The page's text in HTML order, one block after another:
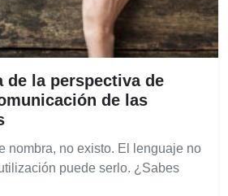
de la perspectiva de
de las
nombra, no existo. El lenguaje no
puede serlo. ¿Sabes